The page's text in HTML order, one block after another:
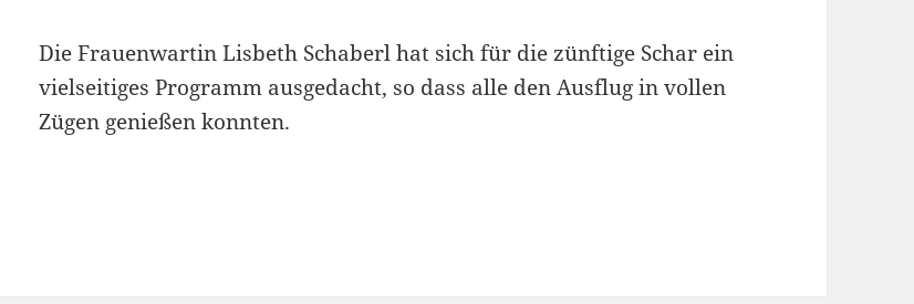
Die Frauenwartin Lisbeth Schaberl hat sich für die zünftige Schar ein
vielseitiges Programm ausgedacht, so dass alle den Ausflug in vollen
Zügen genießen konnten.